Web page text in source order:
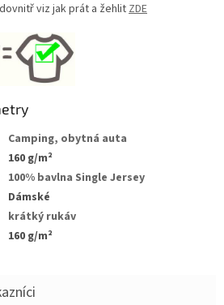
viz jak prát a žehlitZDE
Camping, obytná auta
160 g/m²
100% bavlna Single Jersey
Dámské
krátký rukáv
160 g/m²